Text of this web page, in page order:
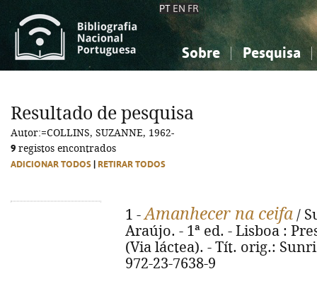
PT EN FR
Sobre Pesquisa
Ciências sociais...
Ciências sociais...
Resultado de pesquisa
Autor:=COLLINS, SUZANNE, 1962-
9 registos encontrados
ADICIONAR TODOS RETIRAR TODOS
1 -Amanhecer na ceifa /
Araújo. - 1ª ed. - Lisboa :
(Via láctea). - Tít. orig.:
972-23-7638-9